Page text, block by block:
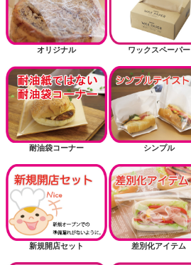
オリジナル ワックスペーパー
耐油袋コーナー シンプル
新規開店セット 差別化アイテム